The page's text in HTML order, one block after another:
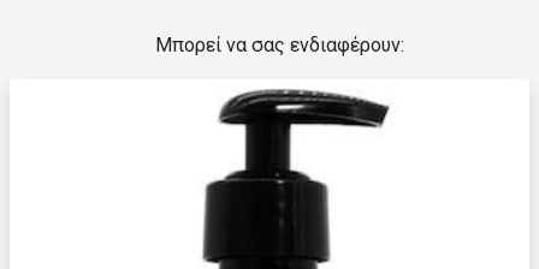
Μπορεί να σας ενδιαφέρουν: